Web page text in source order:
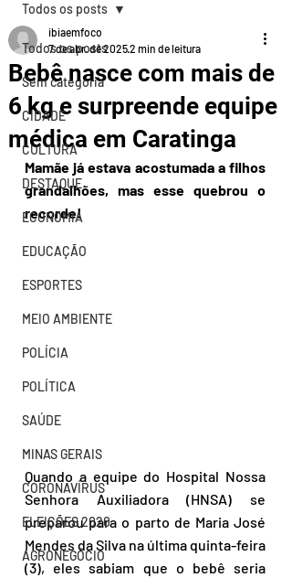
Todos os posts
Sem categoria
CIDADE
CULTURA
DESTAQUE
ECONOMIA
EDUCAÇÃO
ESPORTES
MEIO AMBIENTE
POLÍCIA
POLÍTICA
SAÚDE
MINAS GERAIS
CORONAVÍRUS
ELEIÇÕES 2020
AGRONEGÓCIO
Todos os posts
Bebê nasce com mais de
6 kg e surpreende equipe
médica em Caratinga
ibiaemfoco
7 de abr. de 20252 min de leitura
Mamãe já estava acostumada a filhos
grandalhões, mas esse quebrou o
recorde!
Quando a equipe do Hospital Nossa
Senhora Auxiliadora (HNSA) se
preparou para o parto de Maria José
Mendes da Silva na última quinta-feira
(3), eles sabiam que o bebê seria